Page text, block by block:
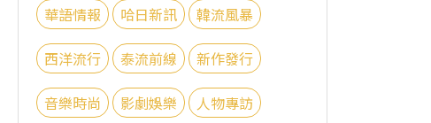
華語情報 哈日新訊 韓流風暴
西洋流行 泰流前線 新作發行
音樂時尚 影劇娛樂 人物專訪